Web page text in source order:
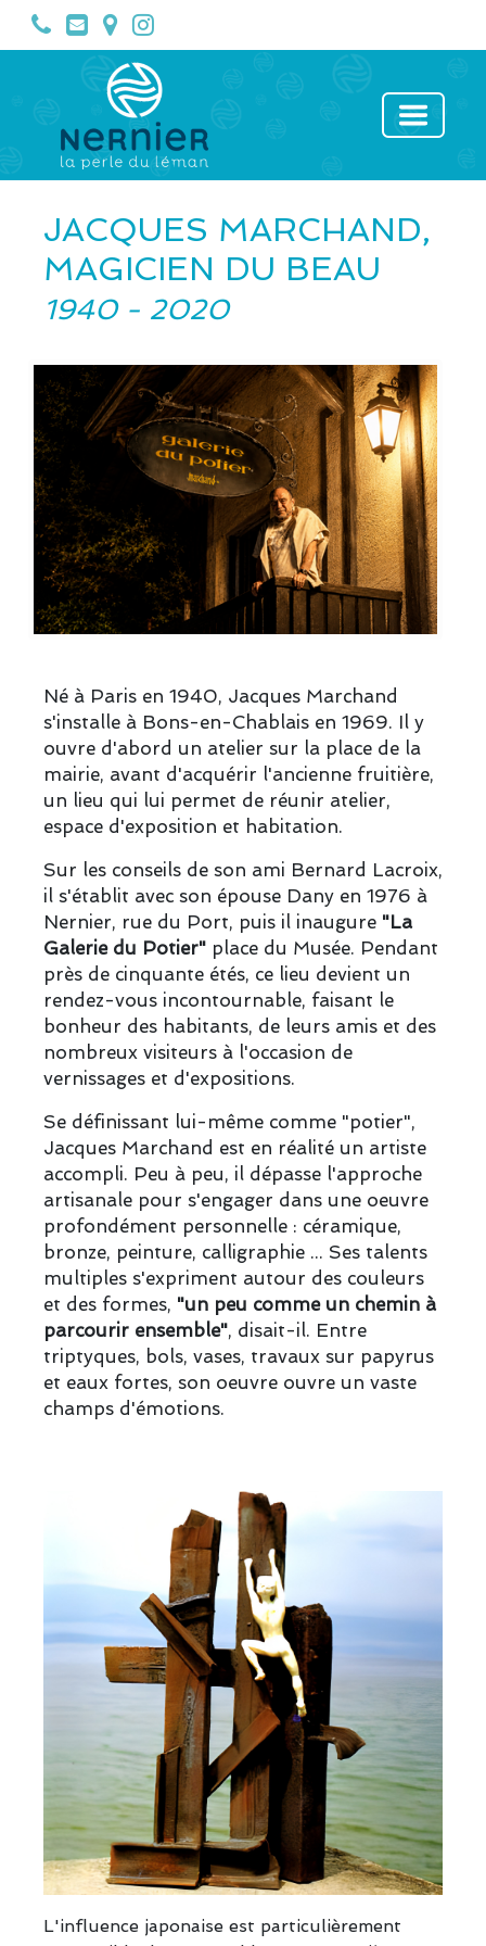
JACQUES MARCHAND,
MAGICIEN DU BEAU
1940 - 2020
Né à Paris en 1940, Jacques Marchand
s'installe à Bons-en-Chablais en 1969. Il y
ouvre d'abord un atelier sur la place de la
mairie, avant d'acquérir l'ancienne fruitière,
un lieu qui lui permet de réunir atelier,
espace d'exposition et habitation.
Sur les conseils de son ami Bernard Lacroix,
il s'établit avec son épouse Dany en 1976 à
Nernier, rue du Port, puis il inaugure "La
Galerie du Potier" place du Musée. Pendant
près de cinquante étés, ce lieu devient un
rendez-vous incontournable, faisant le
bonheur des habitants, de leurs amis et des
nombreux visiteurs à l'occasion de
vernissages et d'expositions.
Se définissant lui-même comme "potier",
Jacques Marchand est en réalité un artiste
accompli. Peu à peu, il dépasse l'approche
artisanale pour s'engager dans une oeuvre
profondément personnelle : céramique,
bronze, peinture, calligraphie ... Ses talents
multiples s'expriment autour des couleurs
et des formes, "un peu comme un chemin à
parcourir ensemble", disait-il. Entre
triptyques, bols, vases, travaux sur papyrus
et eaux fortes, son oeuvre ouvre un vaste
champs d'émotions.
L'influence japonaise est particulièrement